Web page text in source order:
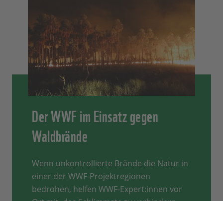
Der WWF im Einsatz gegen
Waldbrände
Wenn unkontrollierte Brände die Natur in
einer der WWF-Projektregionen
bedrohen, helfen WWF-Expert:innen vor